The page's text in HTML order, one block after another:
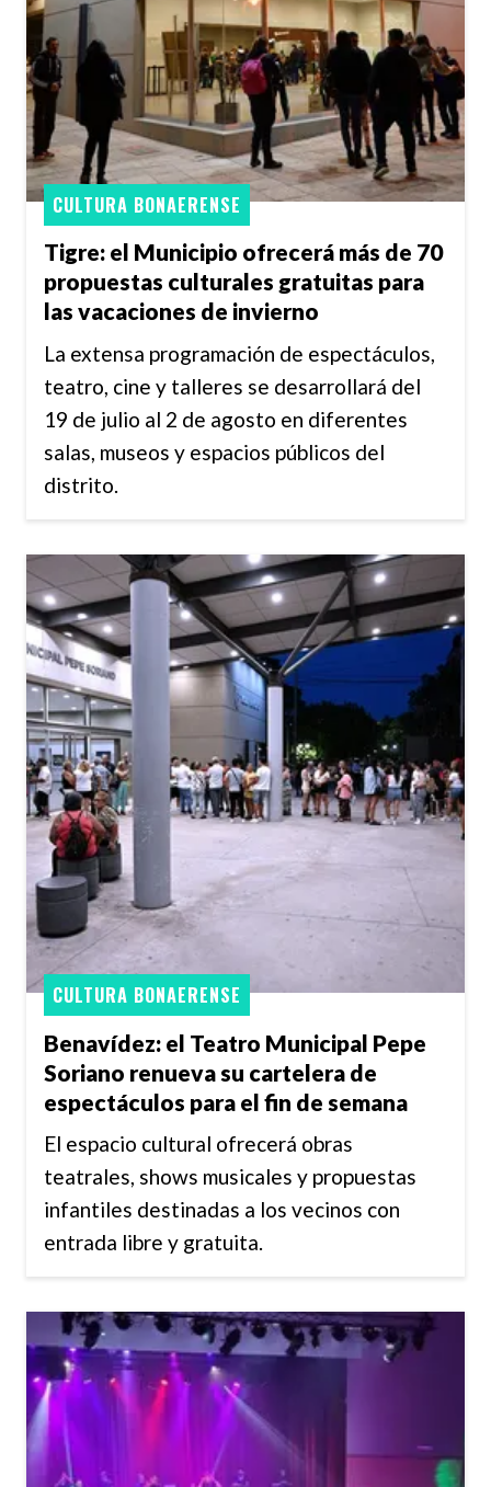
Tigre: el Municipio ofrecerá más de 70
propuestas culturales gratuitas para
las vacaciones de invierno
CULTURA BONAERENSE
La extensa programación de espectáculos,
teatro, cine y talleres se desarrollará del
19 de julio al 2 de agosto en diferentes
salas, museos y espacios públicos del
distrito.
Benavídez: el Teatro Municipal Pepe
Soriano renueva su cartelera de
espectáculos para el fin de semana
CULTURA BONAERENSE
El espacio cultural ofrecerá obras
teatrales, shows musicales y propuestas
infantiles destinadas a los vecinos con
entrada libre y gratuita.